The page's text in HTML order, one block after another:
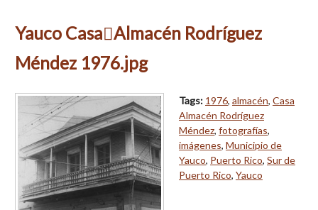
Yauco CasaAlmacén Rodríguez
Méndez 1976.jpg
Tags: 1976, almacén, Casa
Almacén Rodríguez
Méndez, fotografías,
imágenes, Municipio de
Yauco, Puerto Rico, Sur de
Puerto Rico, Yauco